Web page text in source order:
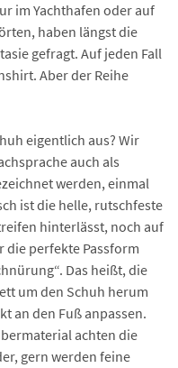
im Yachthafen oder auf
haben längst die
gefragt. Auf jeden Fall
Aber der Reihe
eigentlich aus? Wir
auch als
werden, einmal
ist die helle, rutschfeste
hinterlässt, noch auf
die perfekte Passform
Das heißt, die
um den Schuh herum
an den Fuß anpassen.
achten die
gern werden feine